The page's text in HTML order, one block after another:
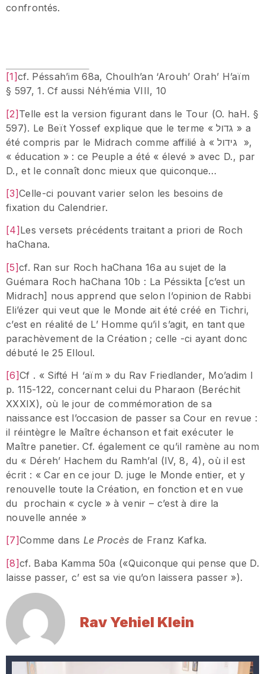
confrontés.
[1]cf. Péssah’im 68a, Choulh’an ‘Arouh’ Orah’ H’aïm
§ 597, 1. Cf aussi Néh’émia VIII, 10
[2]Telle est la version figurant dans le Tour (O. haH. §
597). Le Beït Yossef explique que le terme « גדול » a
été compris par le Midrach comme affilié à « גידול »,
« éducation » : ce Peuple a été « élevé » avec D., par
D., et le connaît donc mieux que quiconque…
[3]Celle-ci pouvant varier selon les besoins de
fixation du Calendrier.
[4] Les versets précédents traitant a priori de Roch
haChana.
[5]cf. Ran sur Roch haChana 16a au sujet de la
Guémara Roch haChana 10b : La Péssikta [c’est un
Midrach] nous apprend que selon l’opinion de Rabbi
Eli’ézer qui veut que le Monde ait été créé en Tichri,
c’est en réalité de L’ Homme qu’il s’agit, en tant que
parachèvement de la Création ; celle -ci ayant donc
débuté le 25 Elloul.
[6]Cf . « Sifté H ‘aïm » du Rav Friedlander, Mo’adim I
p. 115-122, concernant celui du Pharaon (Beréchit
XXXIX), où le jour de commémoration de sa
naissance est l’occasion de passer sa Cour en revue :
il réintègre le Maître échanson et fait exécuter le
Maître panetier. Cf. également ce qu’il ramène au nom
du « Déreh’ Hachem du Ramh’al (IV, 8, 4), où il est
écrit : « Car en ce jour D. juge le Monde entier, et y
renouvelle toute la Création, en fonction et en vue
du prochain « cycle » à venir – c’est à dire la
nouvelle année »
[7]Comme dans Le Procès de Franz Kafka.
[8]cf. Baba Kamma 50a («Quiconque qui pense que D.
laisse passer, c’ est sa vie qu’on laissera passer »).
Rav Yehiel Klein